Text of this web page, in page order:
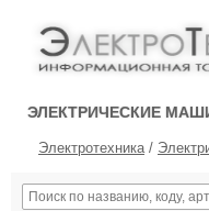
ЭЛЕКТРИЧЕСКИЕ
Электротехника/